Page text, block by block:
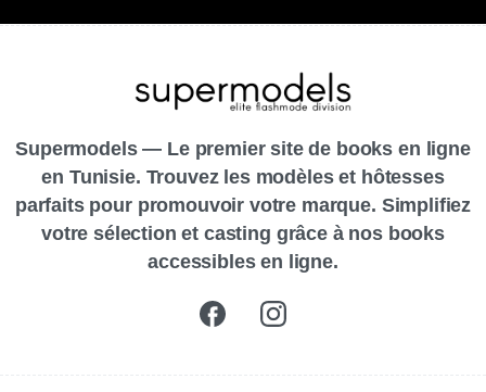
Supermodels — Le premier site de books en ligne
en Tunisie. Trouvez les modèles et hôtesses
parfaits pour promouvoir votre marque. Simplifiez
votre sélection et casting grâce à nos books
accessibles en ligne.